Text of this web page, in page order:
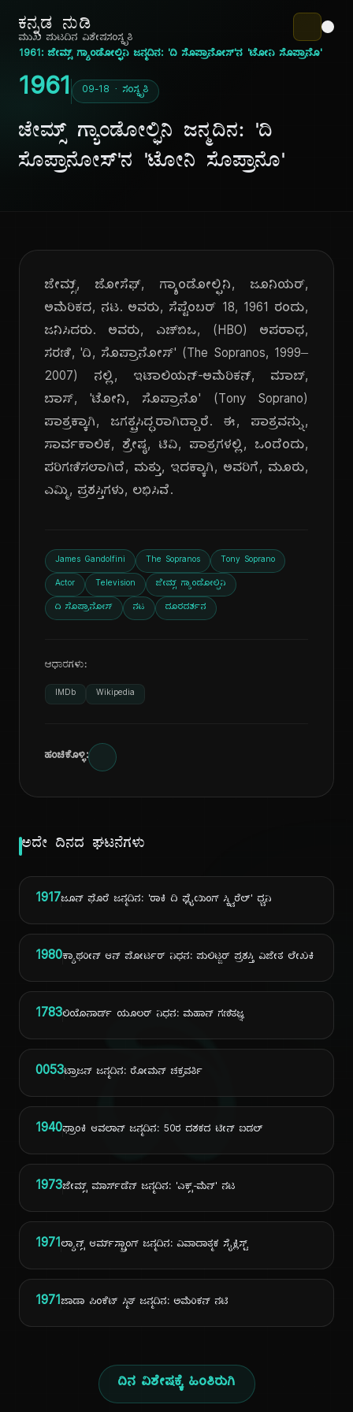
ಕನ್ನಡ ನುಡಿ
ದಿ
ಮುಖ ಪುಟದಿನ ವಿಶೇಷಸಂಸ್ಕೃತಿ
1961: ಜೇಮ್ಸ್ ಗ್ಯಾಂಡೋಲ್ಫಿನಿ ಜನ್ಮದಿನ: 'ದಿ ಸೊಪ್ರಾನೋಸ್'ನ 'ಟೋನಿ ಸೊಪ್ರಾನೊ'
1961 09-18 · ಸಂಸ್ಕೃತಿ
ಜೇಮ್ಸ್ ಗ್ಯಾಂಡೋಲ್ಫಿನಿ ಜನ್ಮದಿನ: 'ದಿ
ಸೊಪ್ರಾನೋಸ್'ನ 'ಟೋನಿ ಸೊಪ್ರಾನೊ'
ಜೇಮ್ಸ್, ಜೋಸೆಫ್, ಗ್ಯಾಂಡೋಲ್ಫಿನಿ, ಜೂನಿಯರ್,
ಅಮೆರಿಕದ, ನಟ. ಅವರು, ಸೆಪ್ಟೆಂಬರ್ 18, 1961 ರಂದು,
ಜನಿಸಿದರು. ಅವರು, ಎಚ್‌ಬಿಒ, (HBO) ಅಪರಾಧ,
ಸರಣಿ, 'ದಿ, ಸೊಪ್ರಾನೋಸ್' (The Sopranos, 1999–
2007) ನಲ್ಲಿ, ಇಟಾಲಿಯನ್-ಅಮೆರಿಕನ್, ಮಾಬ್,
ಬಾಸ್, 'ಟೋನಿ, ಸೊಪ್ರಾನೊ' (Tony Soprano)
ಪಾತ್ರಕ್ಕಾಗಿ, ಜಗತ್ಪ್ರಸಿದ್ಧರಾಗಿದ್ದಾರೆ. ಈ, ಪಾತ್ರವನ್ನು,
ಸಾರ್ವಕಾಲಿಕ, ಶ್ರೇಷ್ಠ, ಟಿವಿ, ಪಾತ್ರಗಳಲ್ಲಿ, ಒಂದೆಂದು,
ಪರಿಗಣಿಸಲಾಗಿದೆ, ಮತ್ತು, ಇದಕ್ಕಾಗಿ, ಅವರಿಗೆ, ಮೂರು,
ಎಮ್ಮಿ, ಪ್ರಶಸ್ತಿಗಳು, ಲಭಿಸಿವೆ.
James Gandolfini The Sopranos Tony Soprano
Actor Television ಜೇಮ್ಸ್ ಗ್ಯಾಂಡೋಲ್ಫಿನಿ
ದಿ ಸೊಪ್ರಾನೋಸ್ ನಟ ದೂರದರ್ಶನ
ಆಧಾರಗಳು:
IMDb Wikipedia
ಹಂಚಿಕೊಳ್ಳಿ:
ಅದೇ ದಿನದ ಘಟನೆಗಳು
1917ಜೂನ್ ಫೊರೆ ಜನ್ಮದಿನ: 'ರಾಕಿ ದಿ ಫ್ಲೈಯಿಂಗ್ ಸ್ಕ್ವಿರೆಲ್' ಧ್ವನಿ
1980ಕ್ಯಾಥರೀನ್ ಆನ್ ಪೋರ್ಟರ್ ನಿಧನ: ಪುಲಿಟ್ಜರ್ ಪ್ರಶಸ್ತಿ ವಿಜೇತ ಲೇಖಕಿ
1783ಲಿಯೊನಾರ್ಡ್ ಯೂಲರ್ ನಿಧನ: ಮಹಾನ್ ಗಣಿತಜ್ಞ
0053ಟ್ರಾಜನ್ ಜನ್ಮದಿನ: ರೋಮನ್ ಚಕ್ರವರ್ತಿ
1940ಫ್ರಾಂಕಿ ಆವಲಾನ್ ಜನ್ಮದಿನ: 50ರ ದಶಕದ ಟೀನ್ ಐಡಲ್
1973ಜೇಮ್ಸ್ ಮಾರ್ಸ್‌ಡೆನ್ ಜನ್ಮದಿನ: 'ಎಕ್ಸ್-ಮೆನ್' ನಟ
1971ಲ್ಯಾನ್ಸ್ ಆರ್ಮ್‌ಸ್ಟ್ರಾಂಗ್ ಜನ್ಮದಿನ: ವಿವಾದಾತ್ಮಕ ಸೈಕ್ಲಿಸ್ಟ್
1971ಜಾಡಾ ಪಿಂಕೆಟ್ ಸ್ಮಿತ್ ಜನ್ಮದಿನ: ಅಮೆರಿಕನ್ ನಟಿ
ದಿನ ವಿಶೇಷಕ್ಕೆ ಹಿಂತಿರುಗಿ